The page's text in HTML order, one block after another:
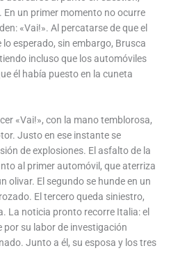
En un primer momento no ocurre
«Vai!». Al percatarse de que el
esperado, sin embargo, Brusca
incluso que los automóviles
él había puesto en la cuneta
«Vai!», con la mano temblorosa,
Justo en ese instante se
de explosiones. El asfalto de la
al primer automóvil, que aterriza
olivar. El segundo se hunde en un
El tercero queda siniestro,
La noticia pronto recorre Italia: el
por su labor de investigación
Junto a él, su esposa y los tres